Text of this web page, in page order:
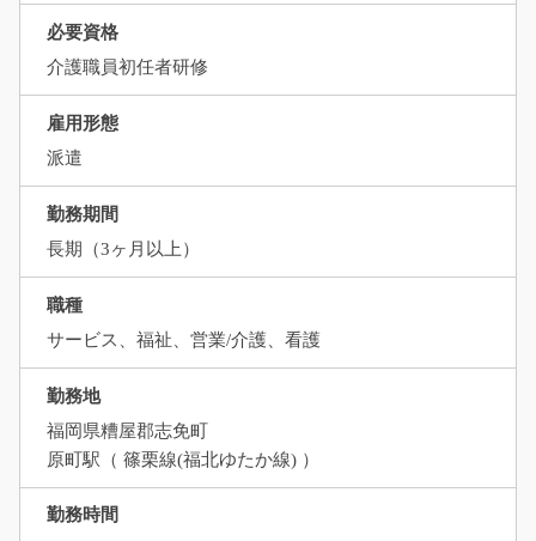
必要資格
介護職員初任者研修
雇用形態
派遣
勤務期間
長期（3ヶ月以上）
職種
サービス、福祉、営業/介護、看護
勤務地
福岡県糟屋郡志免町
原町駅（ 篠栗線(福北ゆたか線) ）
勤務時間